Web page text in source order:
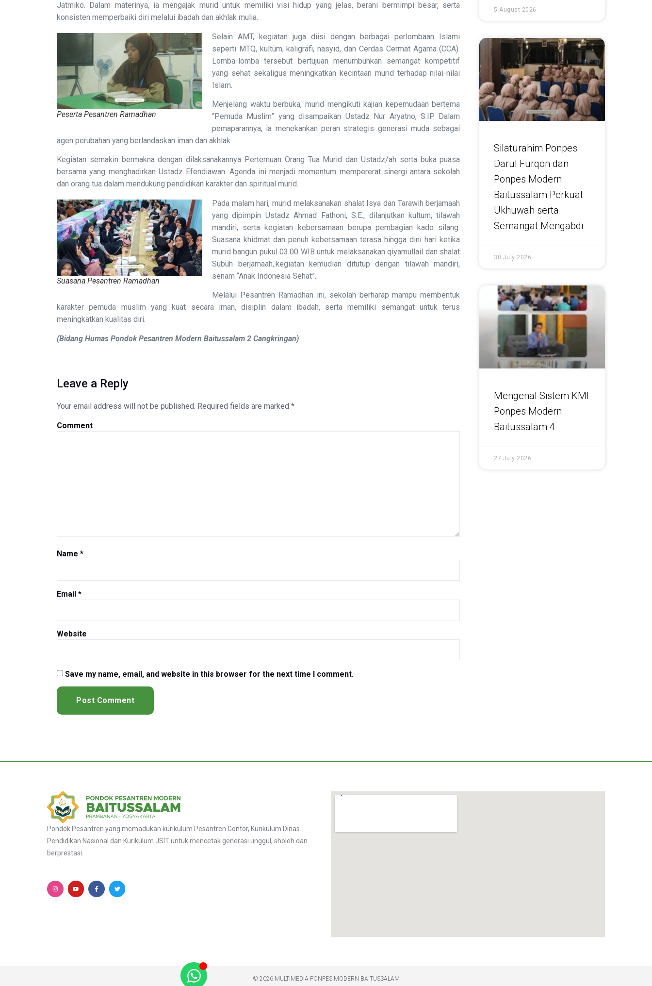
Jatmiko. Dalam materinya, ia mengajak murid untuk memiliki visi hidup yang jelas, berani bermimpi besar, serta
konsisten memperbaiki diri melalui ibadah dan akhlak mulia.
Peserta Pesantren Ramadhan
Selain AMT, kegiatan juga diisi dengan berbagai perlombaan Islami
seperti MTQ, kultum, kaligrafi, nasyid, dan Cerdas Cermat Agama (CCA).
Lomba-lomba tersebut bertujuan menumbuhkan semangat kompetitif
yang sehat sekaligus meningkatkan kecintaan murid terhadap nilai-nilai
Islam.
Menjelang waktu berbuka, murid mengikuti kajian kepemudaan bertema
“Pemuda Muslim” yang disampaikan Ustadz Nur Aryatno, S.IP. Dalam
pemaparannya, ia menekankan peran strategis generasi muda sebagai
agen perubahan yang berlandaskan iman dan akhlak.
Kegiatan semakin bermakna dengan dilaksanakannya Pertemuan Orang Tua Murid dan Ustadz/ah serta buka puasa
bersama yang menghadirkan Ustadz Efendiawan. Agenda ini menjadi momentum mempererat sinergi antara sekolah
dan orang tua dalam mendukung pendidikan karakter dan spiritual murid.
Suasana Pesantren Ramadhan
Pada malam hari, murid melaksanakan shalat Isya dan Tarawih berjamaah
yang dipimpin Ustadz Ahmad Fathoni, S.E., dilanjutkan kultum, tilawah
mandiri, serta kegiatan kebersamaan berupa pembagian kado silang.
Suasana khidmat dan penuh kebersamaan terasa hingga dini hari ketika
murid bangun pukul 03.00 WIB untuk melaksanakan qiyamullail dan shalat
Subuh berjamaah,.kegiatan kemudian ditutup dengan tilawah mandiri,
senam “Anak Indonesia Sehat”..
Melalui Pesantren Ramadhan ini, sekolah berharap mampu membentuk
karakter pemuda muslim yang kuat secara iman, disiplin dalam ibadah, serta memiliki semangat untuk terus
meningkatkan kualitas diri.
(Bidang Humas Pondok Pesantren Modern Baitussalam 2 Cangkringan)
Leave a Reply
Your email address will not be published. Required fields are marked *
Comment
Name *
Email *
Website
Save my name, email, and website in this browser for the next time I comment.
5 August 2026
Silaturahim Ponpes
Darul Furqon dan
Ponpes Modern
Baitussalam Perkuat
Ukhuwah serta
Semangat Mengabdi
30 July 2026
Mengenal Sistem KMI
Ponpes Modern
Baitussalam 4
27 July 2026
Pondok Pesantren yang memadukan kurikulum Pesantren Gontor, Kurikulum Dinas
Pendidikan Nasional dan Kurikulum JSIT untuk mencetak generasi unggul, sholeh dan
berprestasi.
© 2026 MULTIMEDIA PONPES MODERN BAITUSSALAM